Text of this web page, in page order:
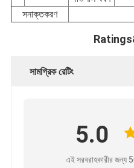
সনাক্তকরণ
সামগ্রিক রেটিং
5.0
এই সরবরাহকারীর জন্য